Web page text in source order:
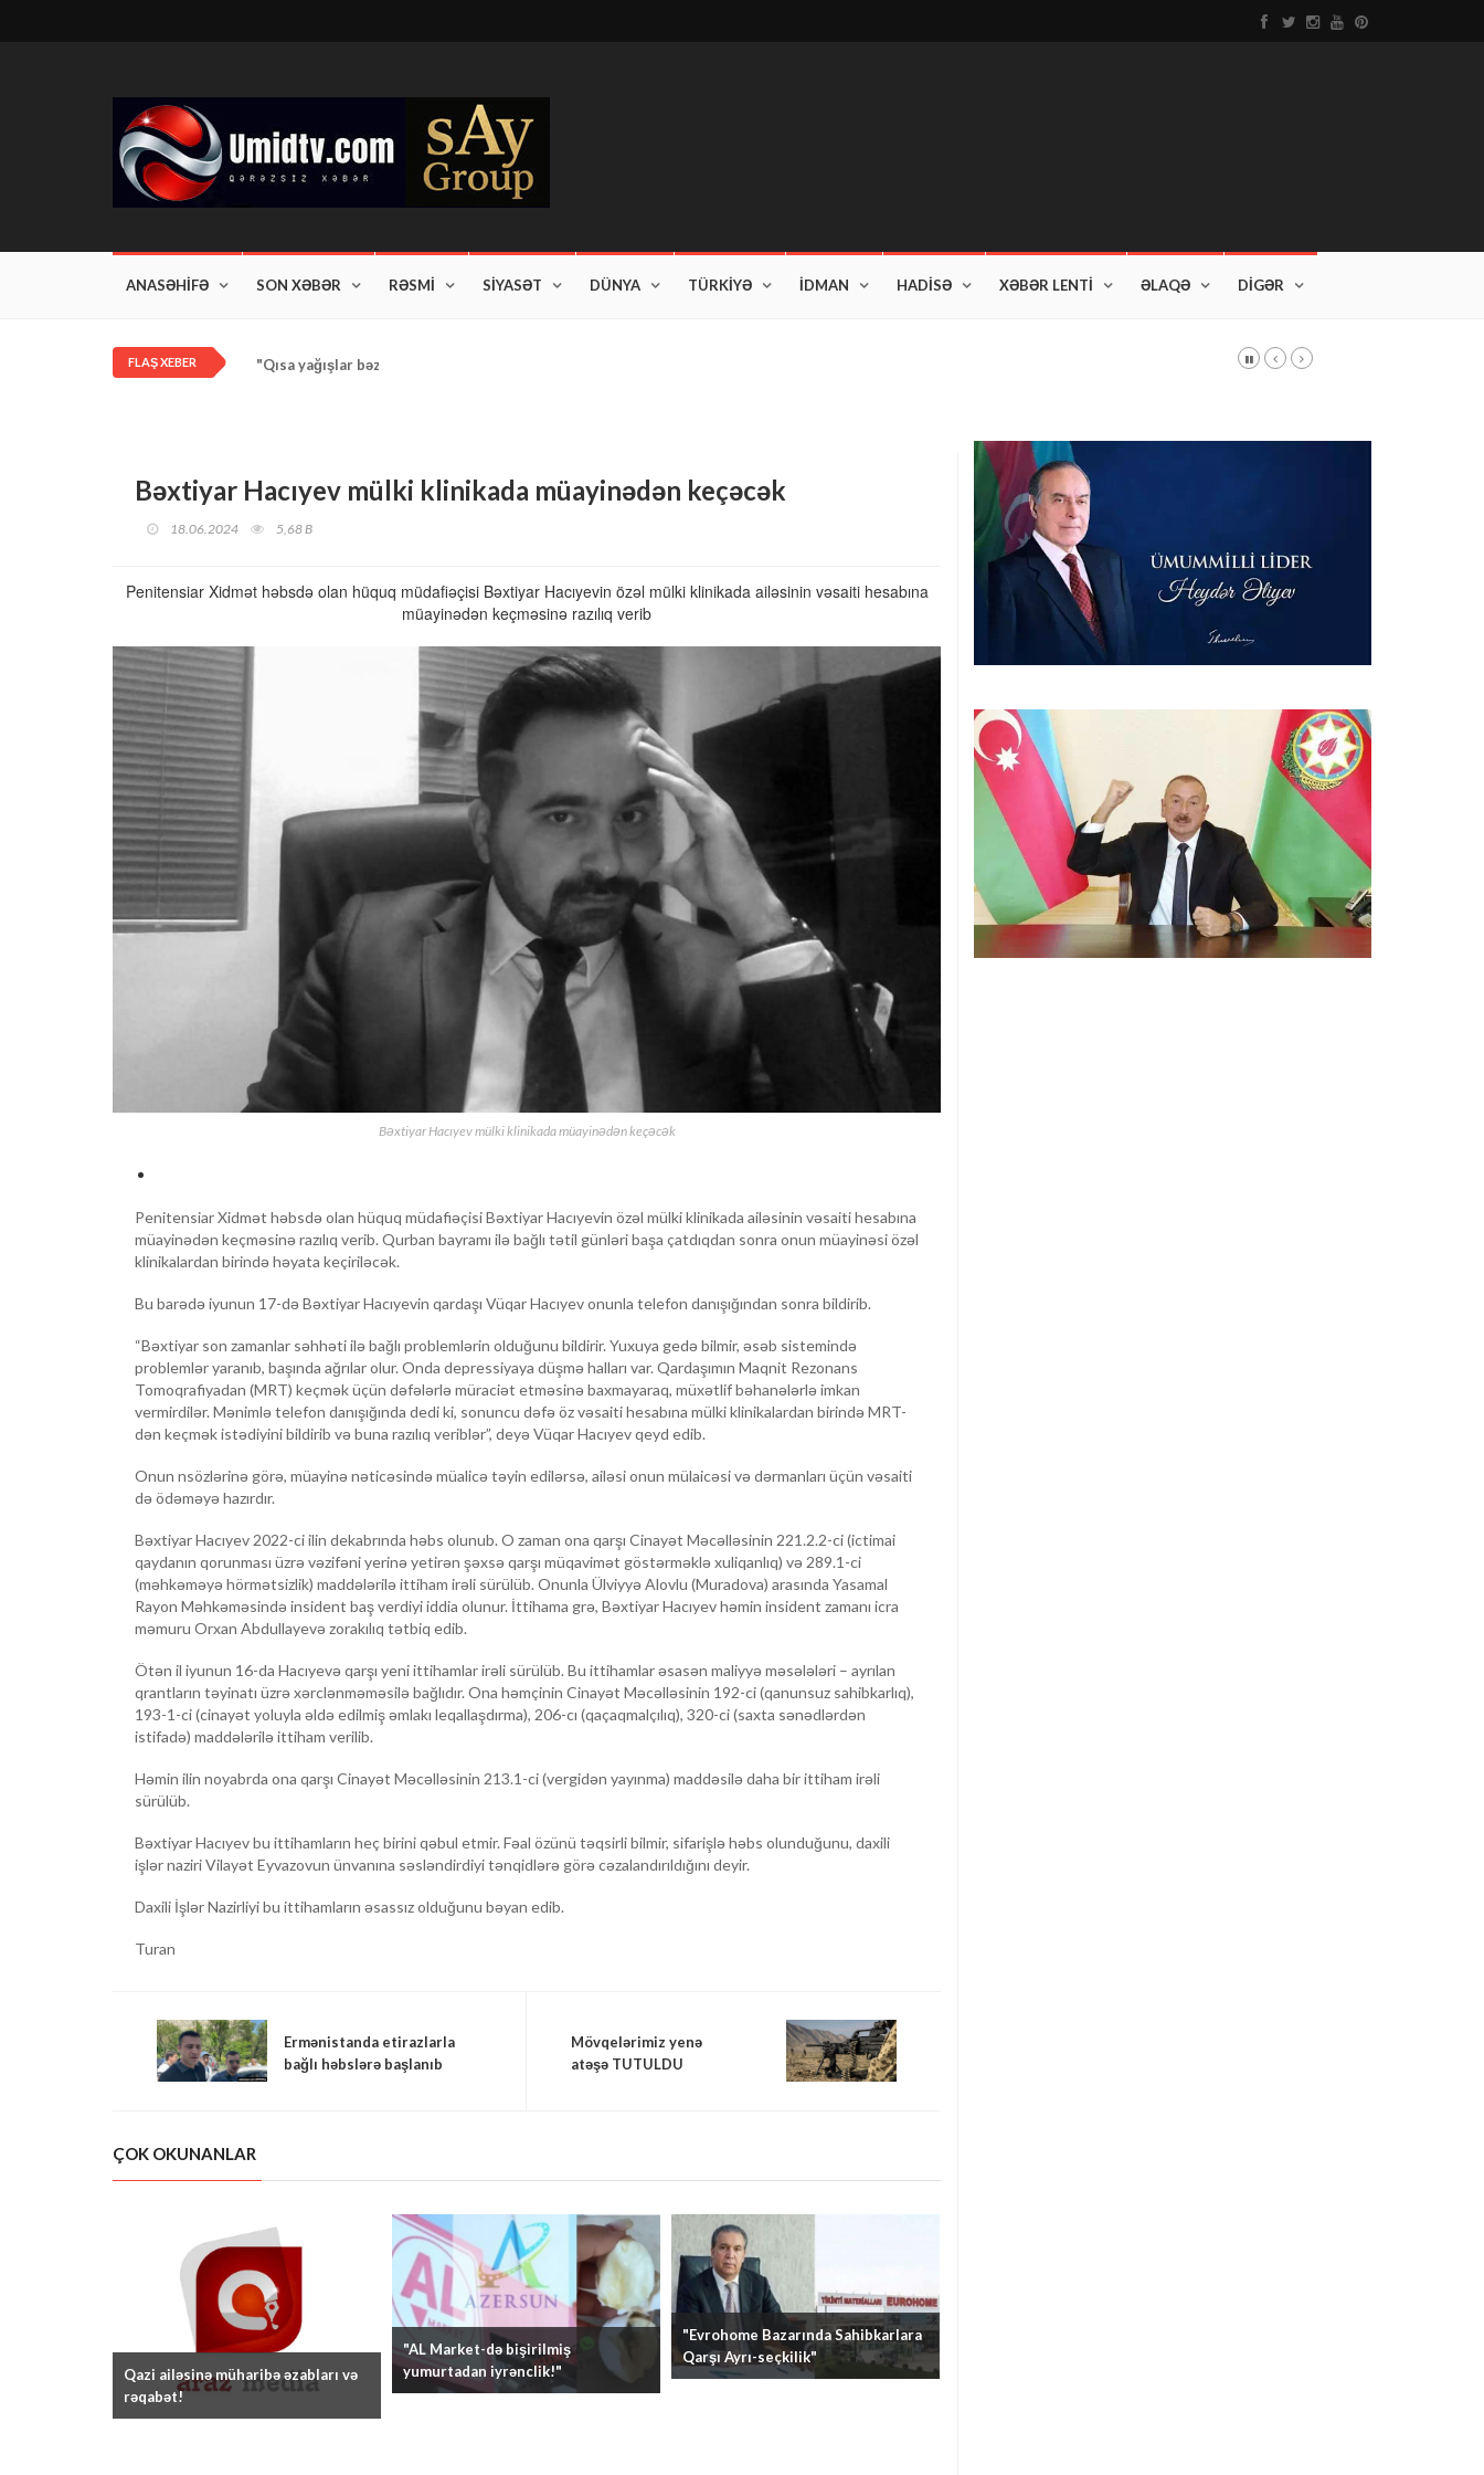
ANASƏHİFƏ SON XƏBƏR RƏSMİ SİYASƏT DÜNYA TÜRKİYƏ İDMAN HADİSƏ XƏBƏR LENTİ ƏLAQƏ DİGƏR
FLAŞ XEBER "Qısa yağışlar bəzi rayonlarda davam edir"
Bəxtiyar Hacıyev mülki klinikada müayinədən keçəcək
18.06.2024 5,68 B
Penitensiar Xidmət həbsdə olan hüquq müdafiəçisi Bəxtiyar Hacıyevin özəl mülki klinikada ailəsinin vəsaiti hesabına
müayinədən keçməsinə razılıq verib
Bəxtiyar Hacıyev mülki klinikada müayinədən keçəcək
Penitensiar Xidmət həbsdə olan hüquq müdafiəçisi Bəxtiyar Hacıyevin özəl mülki klinikada ailəsinin vəsaiti hesabına
müayinədən keçməsinə razılıq verib. Qurban bayramı ilə bağlı tətil günləri başa çatdıqdan sonra onun müayinəsi özəl
klinikalardan birində həyata keçiriləcək.
Bu barədə iyunun 17-də Bəxtiyar Hacıyevin qardaşı Vüqar Hacıyev onunla telefon danışığından sonra bildirib.
“Bəxtiyar son zamanlar səhhəti ilə bağlı problemlərin olduğunu bildirir. Yuxuya gedə bilmir, əsəb sistemində
problemlər yaranıb, başında ağrılar olur. Onda depressiyaya düşmə halları var. Qardaşımın Maqnit Rezonans
Tomoqrafiyadan (MRT) keçmək üçün dəfələrlə müraciət etməsinə baxmayaraq, müxətlif bəhanələrlə imkan
vermirdilər. Mənimlə telefon danışığında dedi ki, sonuncu dəfə öz vəsaiti hesabına mülki klinikalardan birində MRT-
dən keçmək istədiyini bildirib və buna razılıq veriblər”, deyə Vüqar Hacıyev qeyd edib.
Onun nsözlərinə görə, müayinə nəticəsində müalicə təyin edilərsə, ailəsi onun mülaicəsi və dərmanları üçün vəsaiti
də ödəməyə hazırdır.
Bəxtiyar Hacıyev 2022-ci ilin dekabrında həbs olunub. O zaman ona qarşı Cinayət Məcəlləsinin 221.2.2-ci (ictimai
qaydanın qorunması üzrə vəzifəni yerinə yetirən şəxsə qarşı müqavimət göstərməklə xuliqanlıq) və 289.1-ci
(məhkəməyə hörmətsizlik) maddələrilə ittiham irəli sürülüb. Onunla Ülviyyə Alovlu (Muradova) arasında Yasamal
Rayon Məhkəməsində insident baş verdiyi iddia olunur. İttihama grə, Bəxtiyar Hacıyev həmin insident zamanı icra
məmuru Orxan Abdullayevə zorakılıq tətbiq edib.
Ötən il iyunun 16-da Hacıyevə qarşı yeni ittihamlar irəli sürülüb. Bu ittihamlar əsasən maliyyə məsələləri – ayrılan
qrantların təyinatı üzrə xərclənməməsilə bağlıdır. Ona həmçinin Cinayət Məcəlləsinin 192-ci (qanunsuz sahibkarlıq),
193-1-ci (cinayət yoluyla əldə edilmiş əmlakı leqallaşdırma), 206-cı (qaçaqmalçılıq), 320-ci (saxta sənədlərdən
istifadə) maddələrilə ittiham verilib.
Həmin ilin noyabrda ona qarşı Cinayət Məcəlləsinin 213.1-ci (vergidən yayınma) maddəsilə daha bir ittiham irəli
sürülüb.
Bəxtiyar Hacıyev bu ittihamların heç birini qəbul etmir. Fəal özünü təqsirli bilmir, sifarişlə həbs olunduğunu, daxili
işlər naziri Vilayət Eyvazovun ünvanına səsləndirdiyi tənqidlərə görə cəzalandırıldığını deyir.
Daxili İşlər Nazirliyi bu ittihamların əsassız olduğunu bəyan edib.
Turan
Ermənistanda etirazlarla
bağlı həbslərə başlanıb
Mövqelərimiz yenə
atəşə TUTULDU
ÇOK OKUNANLAR
Qazi ailəsinə müharibə əzabları və
rəqabət!
"AL Market-də bişirilmiş
yumurtadan iyrənclik!"
"Evrohome Bazarında Sahibkarlara
Qarşı Ayrı-seçkilik"